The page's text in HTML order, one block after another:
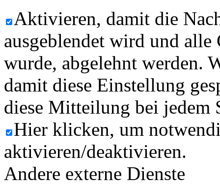
Aktivieren, damit die
ausgeblendet wird und
wurde, abgelehnt werden.
damit diese Einstellung
diese Mitteilung bei jedem
Hier klicken, um
aktivieren/deaktivieren.
Andere externe Dienste